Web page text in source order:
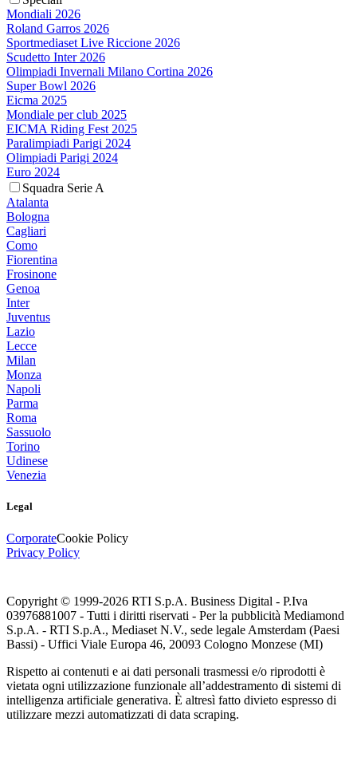
Mondiali 2026
Roland Garros 2026
Sportmediaset Live Riccione 2026
Scudetto Inter 2026
Olimpiadi Invernali Milano Cortina 2026
Super Bowl 2026
Eicma 2025
Mondiale per club 2025
EICMA Riding Fest 2025
Paralimpiadi Parigi 2024
Olimpiadi Parigi 2024
Euro 2024
Squadra Serie A
Atalanta
Bologna
Cagliari
Como
Fiorentina
Frosinone
Genoa
Inter
Juventus
Lazio
Lecce
Milan
Monza
Napoli
Parma
Roma
Sassuolo
Torino
Udinese
Venezia
Legal
CorporateCookie Policy
Privacy Policy
Copyright © 1999-2026 RTI S.p.A. Business Digital - P.Iva
03976881007 - Tutti i diritti riservati - Per la pubblicità Mediamond
S.p.A. - RTI S.p.A., Mediaset N.V., sede legale Amsterdam (Paesi
Bassi) - Uffici Viale Europa 46, 20093 Cologno Monzese (MI)
Rispetto ai contenuti e ai dati personali trasmessi e/o riprodotti è
vietata ogni utilizzazione funzionale all’addestramento di sistemi di
intelligenza artificiale generativa. È altresì fatto divieto espresso di
utilizzare mezzi automatizzati di data scraping.